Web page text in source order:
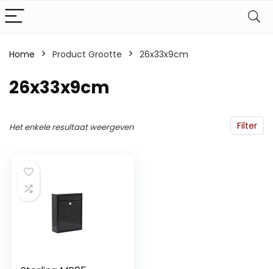
Home Product Grootte ‎26x33x9cm
‎26x33x9cm
Filter
Het enkele resultaat weergeven